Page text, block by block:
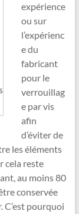
expérience
ou sur
l’expérienc
e du
fabricant
pour le
verrouillag
e par vis
afin
d’éviter de
les éléments
cela reste
au moins 80
conservée
C’est pourquoi